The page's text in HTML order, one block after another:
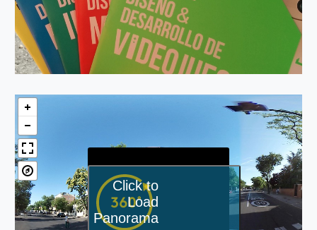
Click to
Load
Panorama